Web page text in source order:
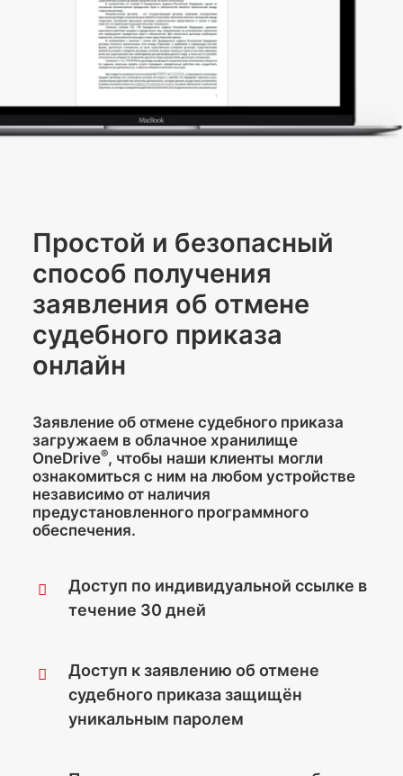
Простой и безопасный
способ получения
заявления об отмене
судебного приказа
онлайн
Заявление об отмене судебного приказа
загружаем в облачное хранилище
OneDrive®, чтобы наши клиенты могли
ознакомиться с ним на любом устройстве
независимо от наличия
предустановленного программного
обеспечения.
Доступ по индивидуальной ссылке в
течение 30 дней
Доступ к заявлению об отмене
судебного приказа защищён
уникальным паролем